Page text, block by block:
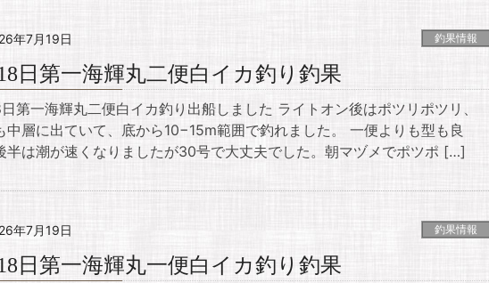
年7月19日 釣果情報
日第一海輝丸二便白イカ釣り釣果
第一海輝丸二便白イカ釣り出船しました ライトオン後はポツリポツリ、
中層に出ていて、底から10−15m範囲で釣れました。 一便よりも型も良
半は潮が速くなりましたが30号で大丈夫でした。朝マヅメでポツポ […]
年7月19日 釣果情報
日第一海輝丸一便白イカ釣り釣果